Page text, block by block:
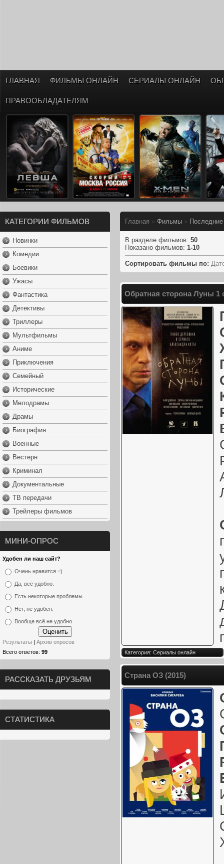
ГЛАВНАЯ ФИЛЬМЫ ОНЛАЙН СЕРИАЛЫ ОНЛАЙН
ПРАВООБЛАДАТЕЛЯМ
КАТЕГОРИИ ФИЛЬМОВ
Новинки
Комедии
Боевики
Ужасы
Фантастика
Детективы
Триллеры
Мультфильмы
Аниме
Приключения
Семейный
Исторические
Мелодрамы
Драмы
Биография
Военные
Вестерн
Криминал
Документальные
ТВ передачи
Трейлеры фильмов
МИНИ-ОПРОС
Удобен ли наш сайт?
Очень нравится =)
Да, всё удобно.
Есть некоторые проблемы.
Нет, не удобен.
Вообще всё не удобно.
Результаты
Архив опросов
Всего ответов: 99
РАССКАЗАТЬ ДРУЗЬЯМ
СТАТИСТИКА
Главная » Фильмы »
В разделе фильмов: 50
Показано фильмов: 1-10
Сортировать фильмы по:
Обратная сторона Луны 1
Категория: Сериалы онлайн
Страна ОЗ (2015)